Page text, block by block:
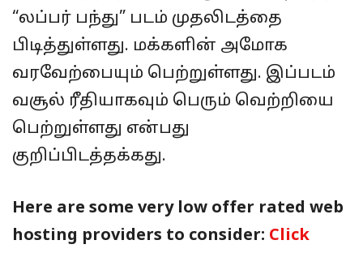
“லப்பர் பந்து” படம் முதலிடத்தை
பிடித்துள்ளது. மக்களின் அமோக
வரவேற்பையும் பெற்றுள்ளது. இப்படம்
வசூல் ரீதியாகவும் பெரும் வெற்றியை
பெற்றுள்ளது என்பது
குறிப்பிடத்தக்கது.
Here are some very low offer rated web
hosting providers to consider: Click